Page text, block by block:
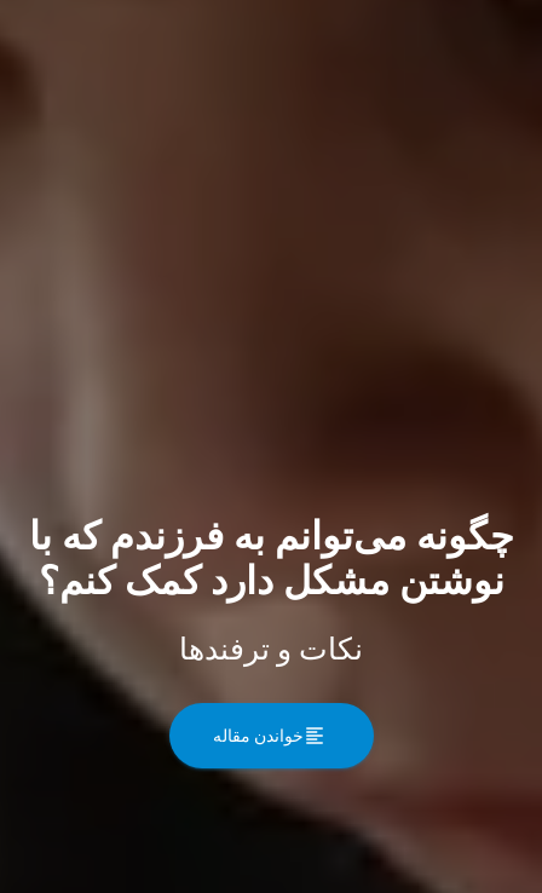
چگونه می‌توانم به فرزندم که با
نوشتن مشکل دارد کمک کنم؟
نکات و ترفندها
خواندن مقاله